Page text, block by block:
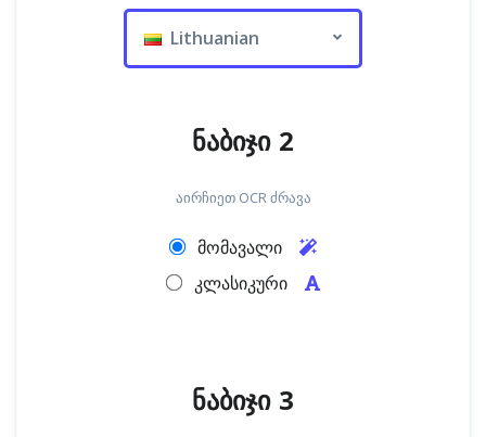
Lithuanian
ნაბიჯი 2
აირჩიეთ OCR ძრავა
მომავალი
კლასიკური
ნაბიჯი 3